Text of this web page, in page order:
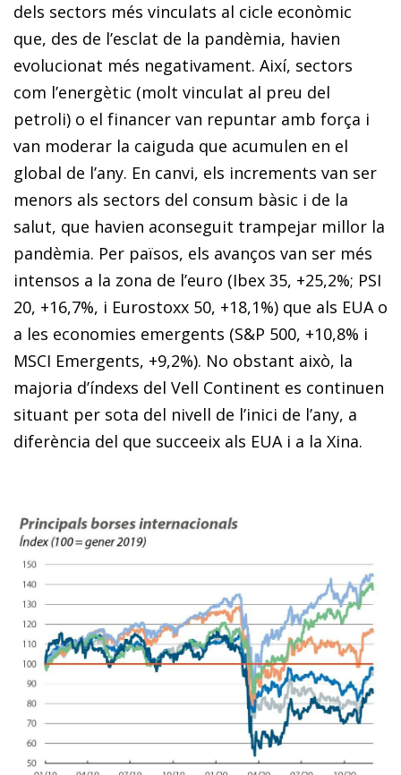
dels sectors més vinculats al cicle econòmic
que, des de l’esclat de la pandèmia, havien
evolucionat més negativament. Així, sectors
com l’energètic (molt vinculat al preu del
petroli) o el financer van repuntar amb força i
van moderar la caiguda que acumulen en el
global de l’any. En canvi, els increments van ser
menors als sectors del consum bàsic i de la
salut, que havien aconseguit trampejar millor la
pandèmia. Per països, els avanços van ser més
intensos a la zona de l’euro (Ibex 35, +25,2%; PSI
20, +16,7%, i Eurostoxx 50, +18,1%) que als EUA o
a les economies emergents (S&P 500, +10,8% i
MSCI Emergents, +9,2%). No obstant això, la
majoria d’índexs del Vell Continent es continuen
situant per sota del nivell de l’inici de l’any, a
diferència del que succeeix als EUA i a la Xina.